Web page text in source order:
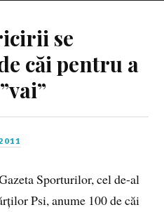
se
căi pentru a
Sporturilor, cel de-al
Psi, anume 100 de căi